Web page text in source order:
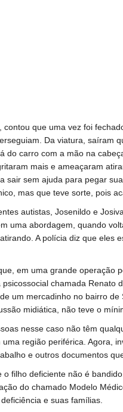
que uma vez foi
Da viatura, saíram
do carro com a mão na
mais e ameaçaram
sair sem ajuda para pegar
mas que teve sorte, pois
autistas, Josenildo e
uma abordagem, quando
A polícia diz que eles
em uma grande operação
chamada Renato
um mercadinho no bairro de
midiática, não teve o
nesse caso não têm
região periférica. Agora,
e outros documentos
filho deficiente não é
do chamado Modelo
e suas famílias.